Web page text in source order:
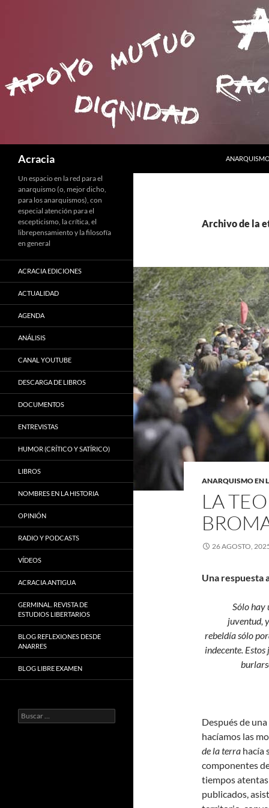
Acracia
Archivo de la
ANARQUISMO EN
LA
26 AGOSTO,
Una respuesta
Sólo hay
juventud,
rebeldía sólo
indecente.
Después de
hacíamos las
de la terra hacía
componentes
tiempos
publicados,
Un espacio en la red para el
anarquismo (o, mejor dicho,
para los anarquismos), con
especial atención para el
escepticismo, la crítica, el
librepensamiento y la filosofía
en general
ACRACIA EDICIONES
ACTUALIDAD
AGENDA
ANÁLISIS
CANAL YOUTUBE
DESCARGA DE LIBROS
DOCUMENTOS
ENTREVISTAS
HUMOR (CRÍTICO Y SATÍRICO)
LIBROS
NOMBRES EN LA HISTORIA
OPINIÓN
RADIO Y PODCASTS
VÍDEOS
ACRACIA ANTIGUA
GERMINAL. REVISTA DE
ESTUDIOS LIBERTARIOS
BLOG REFLEXIONES DESDE
ANARRES
BLOG LIBRE EXAMEN
Buscar: